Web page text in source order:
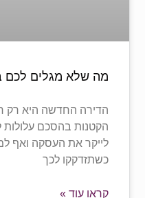
מה שלא מגלים לכם
הדירה החדשה היא רק
הקטנות בהסכם
לייקר את העסקה ואף
כשתזדקקו לכך
קראו עוד »